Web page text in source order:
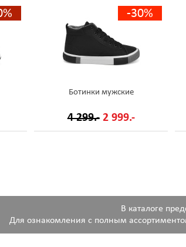
-30%
Ботинки мужские
4 299.- 2 999.-
В каталоге
Для ознакомления с полным